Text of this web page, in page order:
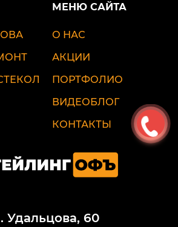
МЕНЮ САЙТА
О НАС
АКЦИИ
ПОРТФОЛИО
ВИДЕОБЛОГ
КОНТАКТЫ
Удальцова, 60